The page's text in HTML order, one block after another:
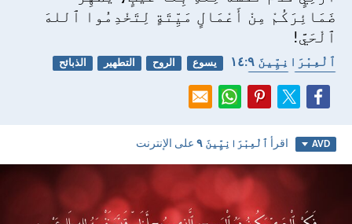
ضَمَائِرَكُمْ مِنْ أَعْمَالٍ مَيِّتَةٍ لِتَخْدِمُوا ٱللهَ
ٱلْحَيَّ!
ٱلْعِبْرَانِيِّينَ ٩:‏١٤ يسوع الروح التطهير
الذبائح
AVD اقرأ ٱلْعِبْرَانِيِّينَ ٩ على الإنترنت